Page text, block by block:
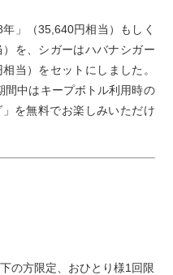
」（35,640円相当）もしく
を、シガーはハバナシガー
当）をセットにしました。
間中はキープボトル利用時の
を無料でお楽しみいただけ
方限定、おひとり様1回限